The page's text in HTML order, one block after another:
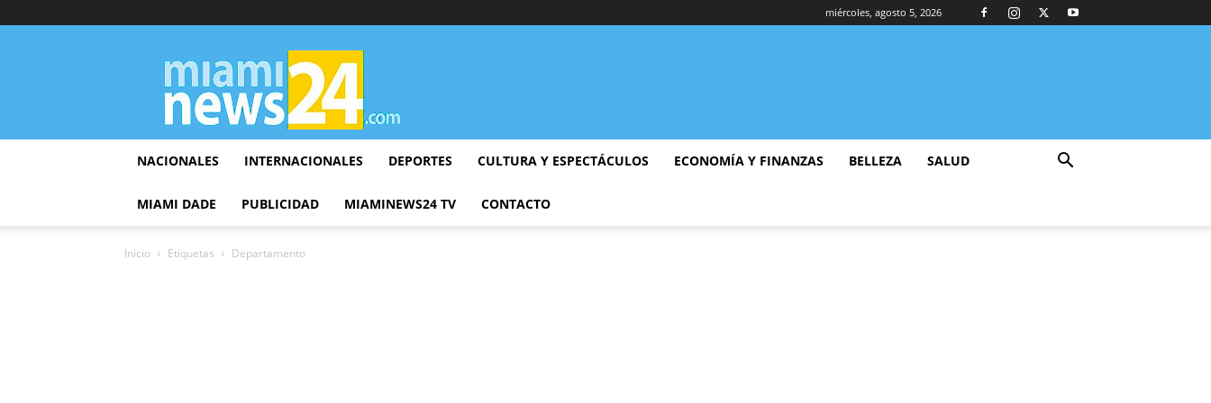
miércoles, agosto 5, 2026
▷
Miami
News
24
NACIONALES INTERNACIONALES DEPORTES CULTURA Y ESPECTÁCULOS ECONOMÍA Y FINANZAS BELLEZA SALUD
MIAMI DADE PUBLICIDAD MIAMINEWS24 TV CONTACTO
Inicio Etiquetas Departamento